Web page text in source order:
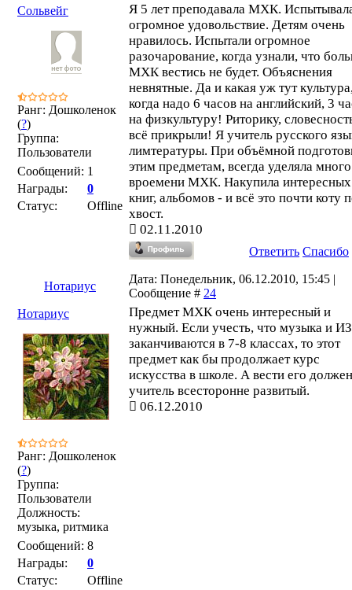
Сольвейг
Ранг: Дошколенок
(?)
Группа:
Пользователи
Сообщений: 1
Награды:
0
Статус:
Offline
Я 5 лет преподавала МХК.
огромное удовольствие. Детям очень
нравилось. Испытали огромное
разочарование, когда узнали, что
МХК вестись не будет. Объяснения
невнятные. Да и какая уж тут
когда надо 6 часов на английский, 3
на физкультуру! Риторику,
всё прикрыли! Я учитель русского
лимтературы. При объёмной
этим предметам, всегда уделяла много
вроемени МХК. Накупила интересных
книг, альбомов - и всё это почти коту
хвост.
02.11.2010
Ответить Спасибо
Нотариус
Дата: Понедельник, 06.12.2010, 15:45 |
Сообщение # 24
Нотариус
Ранг: Дошколенок
(?)
Группа:
Пользователи
Должность:
музыка, ритмика
Сообщений: 8
Награды:
0
Статус:
Offline
Предмет МХК очень интересный и
нужный. Если учесть, что музыка и
заканчиваются в 7-8 классах, то этот
предмет как бы продолжает курс
искусства в школе. А вести его должен
учитель всесторонне развитый.
06.12.2010